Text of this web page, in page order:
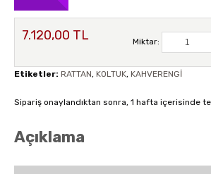
7.120,00 TL Miktar:
Etiketler: RATTAN, KOLTUK, KAHVERENGİ
Sipariş onaylandıktan sonra, 1 hafta içerisinde
Açıklama